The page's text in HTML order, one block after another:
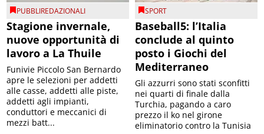
PUBBLIREDAZIONALI
Stagione invernale,
nuove opportunità di
lavoro a La Thuile
Funivie Piccolo San Bernardo
apre le selezioni per addetti
alle casse, addetti alle piste,
addetti agli impianti,
conduttori e meccanici di
mezzi batt...
SPORT
Baseball5: l’Italia
conclude al quinto
posto i Giochi del
Mediterraneo
Gli azzurri sono stati sconfitti
nei quarti di finale dalla
Turchia, pagando a caro
prezzo il ko nel girone
eliminatorio contro la Tunisia